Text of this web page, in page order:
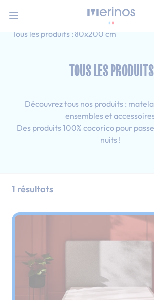
Accueil
Adulte
Tous les produits : 80x200 cm
TOUS LES PRODUITS
Découvrez tous nos produits :
ensembles et
Des produits 100% cocorico pour
nuits !
1 résultats